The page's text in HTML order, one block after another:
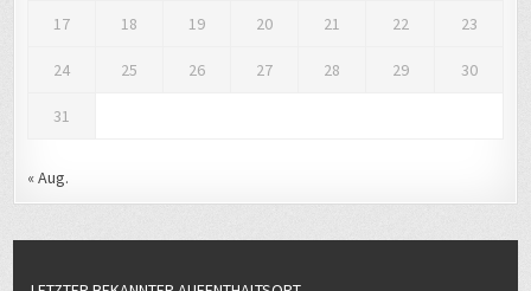
17 18 19 20 21 22 23
24 25 26 27 28 29 30
31
« Aug.